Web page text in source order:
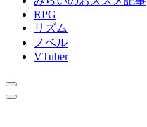
RPG
リズム
ノベル
VTuber